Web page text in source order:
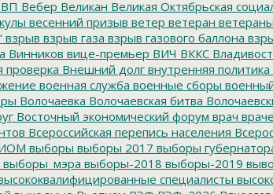
Вебер Великан Великая Октябрьская
весенний призыв ветер ветеран ветераны
взрыв взрыв газа взрыв газового баллона
Винников вице-премьер ВИЧ ВККС
проверка Внешний долг внутренняя политика
военная служба военные сборы
Волочаевка Волочаевская битва
Восточный экономический форум врач
Всероссийская перепись населения
выборы выборы 2017 выборы
выборы_мэра выборы-2018 выборы-2019
специалисты